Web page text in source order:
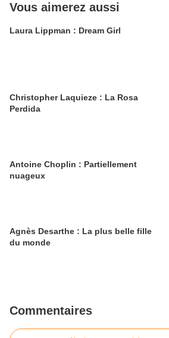
Vous aimerez aussi
Laura Lippman : Dream Girl
Christopher Laquieze : La Rosa
Perdida
Antoine Choplin : Partiellement
nuageux
Agnès Desarthe : La plus belle fille
du monde
Commentaires